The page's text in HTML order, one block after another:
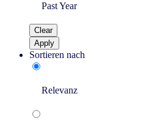
Past Year
Clear
Apply
Sortieren nach
Relevanz